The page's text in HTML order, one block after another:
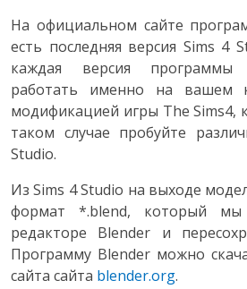
На официальном сайте
есть последняя версия Sims 4
каждая версия программы
работать именно на вашем
модификацией игры The Sims4,
таком случае пробуйте
Studio.
Из Sims 4 Studio на выходе
формат *.blend, который
редакторе Blender и
Программу Blender можно
сайта сайта blender.org.